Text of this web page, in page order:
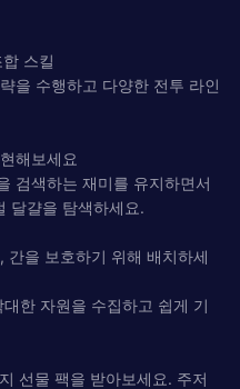
스킬
을 수행하고 다양한 전투 라인
해보세요
검색하는 재미를 유지하면서
달걀을 탐색하세요.
간을 보호하기 위해 배치하세
한 자원을 수집하고 쉽게 기
선물 팩을 받아보세요. 주저